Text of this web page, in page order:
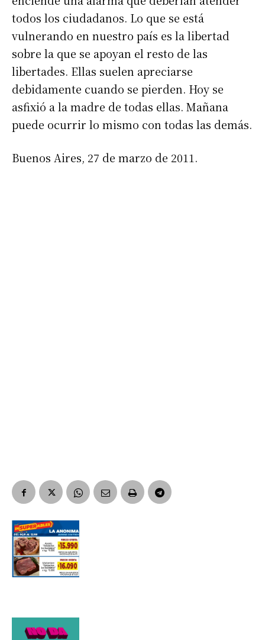
Suscribirme gratis
Dirección de correo electrónico *
todos los ciudadanos. Lo que se está
vulnerando en nuestro país es la libertad
sobre la que se apoyan el resto de las
libertades. Ellas suelen apreciarse
debidamente cuando se pierden. Hoy se
asfixió a la madre de todas ellas. Mañana
puede ocurrir lo mismo con todas las demás.
Buenos Aires, 27 de marzo de 2011.